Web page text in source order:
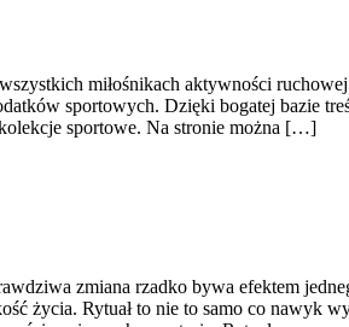
miłośnikach aktywności
sportowych. Dzięki bogatej bazie
sportowe. Na stronie można […]
zmiana rzadko bywa efektem
życia. Rytuał to nie to samo co nawyk